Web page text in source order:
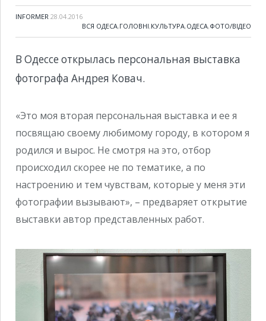
INFORMER 28.04.2016
ВСЯ ОДЕСА,ГОЛОВНІ,КУЛЬТУРА,ОДЕСА,ФОТО/ВІДЕО
В Одессе открылась персональная выставка
фотографа Андрея Ковач.
«Это моя вторая персональная выставка и ее я
посвящаю своему любимому городу, в котором я
родился и вырос. Не смотря на это, отбор
происходил скорее не по тематике, а по
настроению и тем чувствам, которые у меня эти
фотографии вызывают», – предваряет открытие
выставки автор представленных работ.